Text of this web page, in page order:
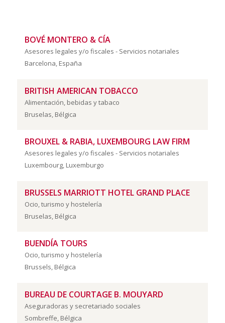
BOVÉ MONTERO & CÍA
Asesores legales y/o fiscales - Servicios notariales
Barcelona, España
BRITISH AMERICAN TOBACCO
Alimentación, bebidas y tabaco
Bruselas, Bélgica
BROUXEL & RABIA, LUXEMBOURG LAW FIRM
Asesores legales y/o fiscales - Servicios notariales
Luxembourg, Luxemburgo
BRUSSELS MARRIOTT HOTEL GRAND PLACE
Ocio, turismo y hostelería
Bruselas, Bélgica
BUENDÍA TOURS
Ocio, turismo y hostelería
Brussels, Bélgica
BUREAU DE COURTAGE B. MOUYARD
Aseguradoras y secretariado sociales
Sombreffe, Bélgica